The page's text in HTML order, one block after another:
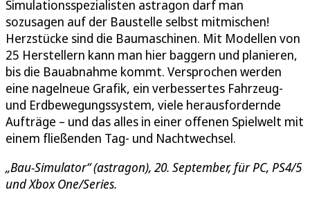
Simulationsspezialisten astragon darf man
sozusagen auf der Baustelle selbst mitmischen!
Herzstücke sind die Baumaschinen. Mit Modellen von
25 Herstellern kann man hier baggern und planieren,
bis die Bauabnahme kommt. Versprochen werden
eine nagelneue Grafik, ein verbessertes Fahrzeug-
und Erdbewegungssystem, viele herausfordernde
Aufträge – und das alles in einer offenen Spielwelt mit
einem fließenden Tag- und Nachtwechsel.
„Bau-Simulator“ (astragon), 20. September, für PC, PS4/5
und Xbox One/Series.